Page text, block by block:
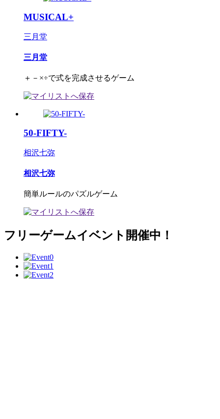
MUSICAL+
三月堂
三月堂
＋－×÷で式を完成させるゲーム
50-FIFTY-
相沢七弥
相沢七弥
簡単ルールのパズルゲーム
フリーゲームイベント開催中！